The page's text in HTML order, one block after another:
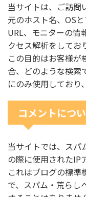
当サイトは、ご訪問
元のホスト名、OS
URL、モニターの情
クセス解析をしてお
この目的はお客様が
合、どのような検索
にのみ使用しており
コメントにつ
当サイトでは、スパ
の際に使用されたIP
これはブログの標
で、スパム・荒らし